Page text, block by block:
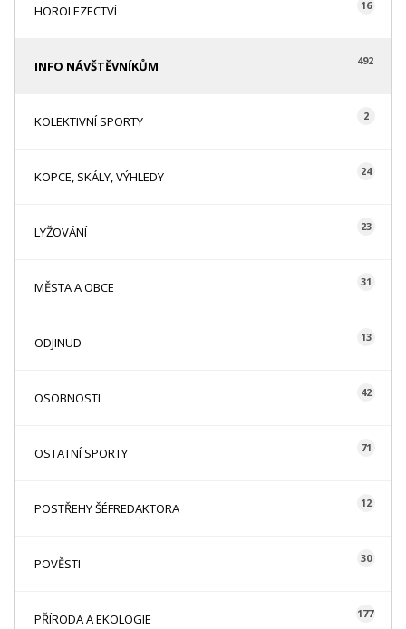
HOROLEZECTVÍ 16
INFO NÁVŠTĚVNÍKŮM 492
KOLEKTIVNÍ SPORTY 2
KOPCE, SKÁLY, VÝHLEDY 24
LYŽOVÁNÍ 23
MĚSTA A OBCE 31
ODJINUD 13
OSOBNOSTI 42
OSTATNÍ SPORTY 71
POSTŘEHY ŠÉFREDAKTORA 12
POVĚSTI 30
PŘÍRODA A EKOLOGIE 177